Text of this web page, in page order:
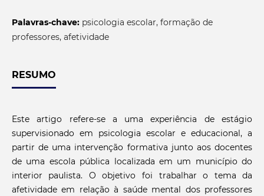
Palavras-chave: psicologia escolar, formação de
professores, afetividade
RESUMO
Este artigo refere-se a uma experiência de estágio
supervisionado em psicologia escolar e educacional, a
partir de uma intervenção formativa junto aos docentes
de uma escola pública localizada em um município do
interior paulista. O objetivo foi trabalhar o tema da
afetividade em relação à saúde mental dos professores